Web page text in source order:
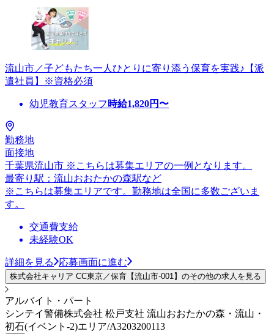
流山市／子どもたち一人ひとりに寄り添う保育を実践♪【派
遣社員】※資格必須
幼児教育スタッフ 時給1,820円〜
勤務地
面接地
千葉県流山市 ※こちらは募集エリアの一例となります。
最寄り駅：流山おおたかの森駅など
※こちらは募集エリアです。勤務地は全国に多数ございま
す。
交通費支給
未経験OK
詳細を見る 応募画面に進む
株式会社キャリア CC東京／保育【流山市-001】のその他の求人を見る
アルバイト・パート
シンテイ警備株式会社 松戸支社 流山おおたかの森・流山・
初石(イベント-2)エリア/A3203200113